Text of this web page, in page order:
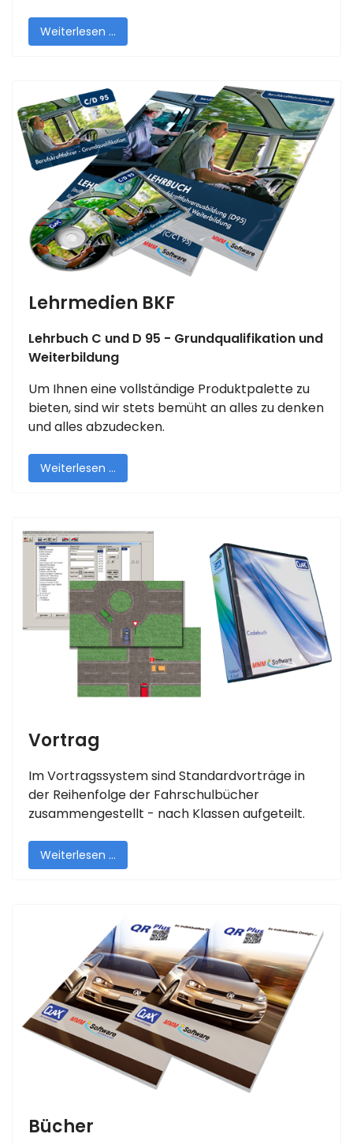
Weiterlesen …
Lehrmedien BKF
Lehrbuch C und D 95 - Grundqualifikation und
Weiterbildung
Um Ihnen eine vollständige Produktpalette zu
bieten, sind wir stets bemüht an alles zu denken
und alles abzudecken.
Weiterlesen …
Vortrag
Im Vortragssystem sind Standardvorträge in
der Reihenfolge der Fahrschulbücher
zusammengestellt - nach Klassen aufgeteilt.
Weiterlesen …
Bücher